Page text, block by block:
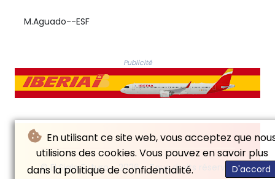
En utilisant ce site web, vous acceptez que
utilisions des cookies. Vous pouvez en savoir plus
dans la politique de confidentialité.
D'accord
M.Aguado--ESF
Publicité
© El Siglo Futuro - 2026 - Tous droits réservés